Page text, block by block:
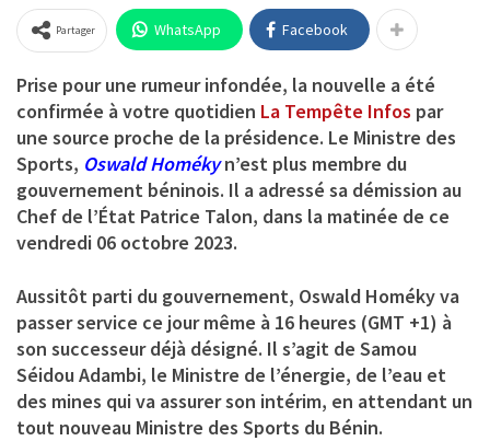
Partager WhatsApp Facebook
Prise pour une rumeur infondée, la nouvelle a été
confirmée à votre quotidien La Tempête Infos par
une source proche de la présidence. Le Ministre des
Sports, Oswald Homékyn’est plus membre du
gouvernement béninois. Il a adressé sa démission au
Chef de l’État Patrice Talon, dans la matinée de ce
vendredi 06 octobre 2023.
Aussitôt parti du gouvernement, Oswald Homéky va
passer service ce jour même à 16 heures (GMT +1) à
son successeur déjà désigné. Il s’agit de Samou
Séidou Adambi, le Ministre de l’énergie, de l’eau et
des mines qui va assurer son intérim, en attendant un
tout nouveau Ministre des Sports du Bénin.